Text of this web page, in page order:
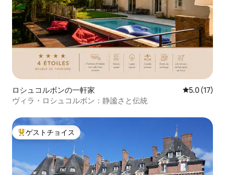
ロシュコルボンの一軒家 レビュー17
5.0 (17)
ヴィラ・ロシュコルボン：静謐さと伝統
大好評のゲストチョイスです。
ゲストチョイス